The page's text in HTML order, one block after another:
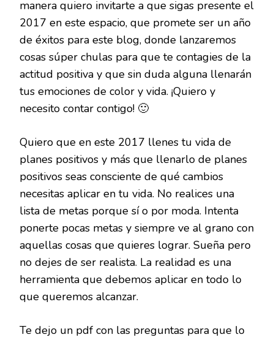
manera quiero invitarte a que sigas presente el
2017 en este espacio, que promete ser un año
de éxitos para este blog, donde lanzaremos
cosas súper chulas para que te contagies de la
actitud positiva y que sin duda alguna llenarán
tus emociones de color y vida. ¡Quiero y
necesito contar contigo! 🙂
Quiero que en este 2017 llenes tu vida de
planes positivos y más que llenarlo de planes
positivos seas consciente de qué cambios
necesitas aplicar en tu vida. No realices una
lista de metas porque sí o por moda. Intenta
ponerte pocas metas y siempre ve al grano con
aquellas cosas que quieres lograr. Sueña pero
no dejes de ser realista. La realidad es una
herramienta que debemos aplicar en todo lo
que queremos alcanzar.
Te dejo un pdf con las preguntas para que lo